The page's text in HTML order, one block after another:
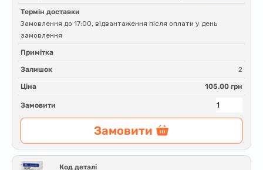
Термін доставки
Замовлення до 17:00, відвантаження після оплати у день
замовлення
Примітка
Залишок 2
Ціна 105.00 грн
Замовити
Замовити
Код деталі